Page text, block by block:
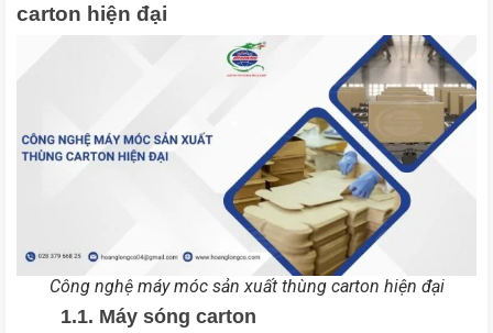
carton hiện đại
Công nghệ máy móc sản xuất thùng carton hiện đại
1.1. Máy sóng carton